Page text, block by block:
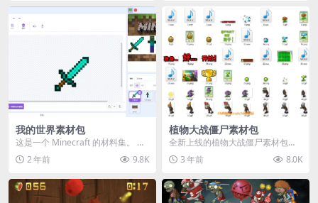
我的世界素材包
这是一个 Minecraft 的材料集。 操
作方法如下： 工具 → 右箭头 怪物...
2 年前 9.8K
植物大战僵尸素材包
全新上线的植物大战僵尸素材包，
内含48个精选资源，涵盖角色、场
景、音效等多样内容...
3 年前 8.0K